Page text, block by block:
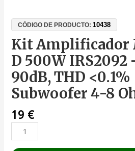
CÓDIGO DE PRODUCTO:10438
Kit Amplificador
D 500W IRS2092
90dB, THD <0.1% |
Subwoofer 4-8
19 €